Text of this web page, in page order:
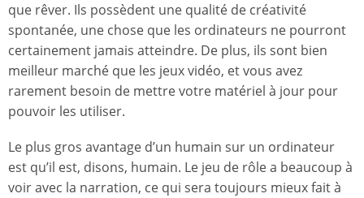
que rêver. Ils possèdent une qualité de créativité
spontanée, une chose que les ordinateurs ne pourront
certainement jamais atteindre. De plus, ils sont bien
meilleur marché que les jeux vidéo, et vous avez
rarement besoin de mettre votre matériel à jour pour
pouvoir les utiliser.
Le plus gros avantage d’un humain sur un ordinateur
est qu’il est, disons, humain. Le jeu de rôle a beaucoup à
voir avec la narration, ce qui sera toujours mieux fait à